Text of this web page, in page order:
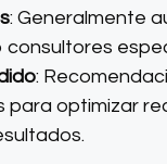
: Generalmente
consultores
:
para optimizar